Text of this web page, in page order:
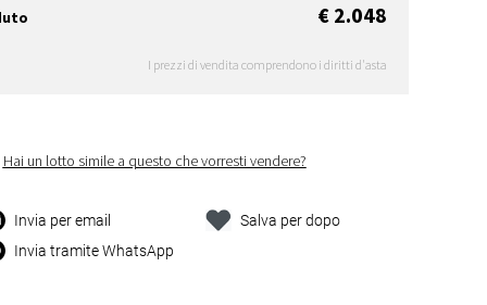
€ 2.048
I prezzi di vendita comprendono i diritti d'asta
Hai un lotto simile a questo che vorresti vendere?
Invia per email
Invia tramite WhatsApp
Salva per dopo